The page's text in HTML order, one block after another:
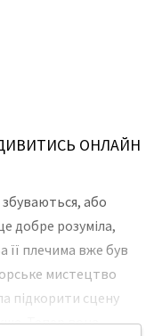
ОНЛАЙН
або
добре розуміла,
її плечима вже був
мистецтво
підкорити сцену
Тепер вона